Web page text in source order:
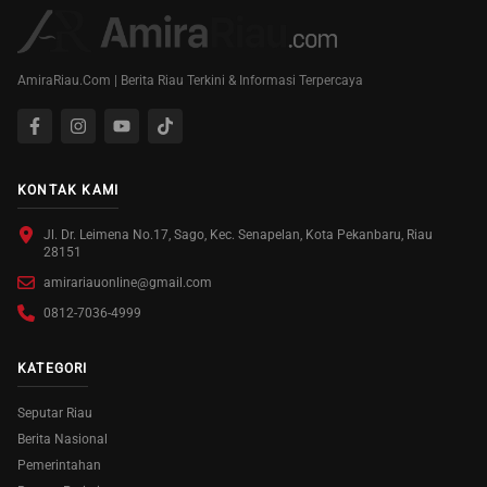
AmiraRiau.Com | Berita Riau Terkini & Informasi Terpercaya
KONTAK KAMI
Jl. Dr. Leimena No.17, Sago, Kec. Senapelan, Kota Pekanbaru, Riau
28151
amirariauonline@gmail.com
0812-7036-4999
KATEGORI
Seputar Riau
Berita Nasional
Pemerintahan